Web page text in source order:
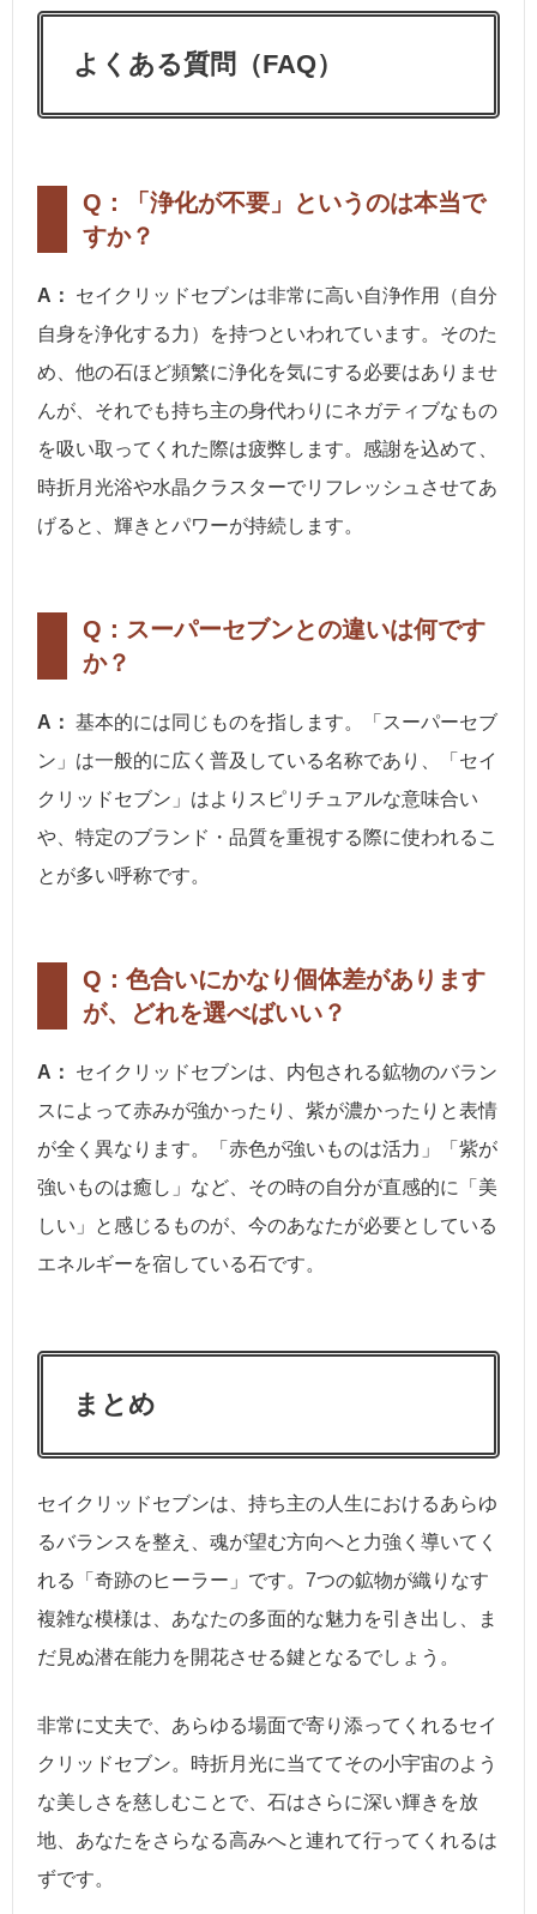
よくある質問（FAQ）
Q：「浄化が不要」というのは本当で
すか？
A：
セイクリッドセブンは非常に高い自浄作用（自分
自身を浄化する力）を持つといわれています。そのた
め、他の石ほど頻繁に浄化を気にする必要はありませ
んが、それでも持ち主の身代わりにネガティブなもの
を吸い取ってくれた際は疲弊します。感謝を込めて、
時折月光浴や水晶クラスターでリフレッシュさせてあ
げると、輝きとパワーが持続します。
Q：スーパーセブンとの違いは何です
か？
A： 基本的には同じものを指します。「スーパーセブ
ン」は一般的に広く普及している名称であり、「セイ
クリッドセブン」はよりスピリチュアルな意味合い
や、特定のブランド・品質を重視する際に使われるこ
とが多い呼称です。
Q：色合いにかなり個体差があります
が、どれを選べばいい？
A：
セイクリッドセブンは、内包される鉱物のバラン
スによって赤みが強かったり、紫が濃かったりと表情
が全く異なります。「赤色が強いものは活力」「紫が
強いものは癒し」など、その時の自分が直感的に「美
しい」と感じるものが、今のあなたが必要としている
エネルギーを宿している石です。
まとめ
セイクリッドセブンは、持ち主の人生におけるあらゆ
るバランスを整え、魂が望む方向へと力強く導いてく
れる「奇跡のヒーラー」です。7つの鉱物が織りなす
複雑な模様は、あなたの多面的な魅力を引き出し、ま
だ見ぬ潜在能力を開花させる鍵となるでしょう。
非常に丈夫で、あらゆる場面で寄り添ってくれるセイ
クリッドセブン。時折月光に当ててその小宇宙のよう
な美しさを慈しむことで、石はさらに深い輝きを放
地、あなたをさらなる高みへと連れて行ってくれるは
ずです。